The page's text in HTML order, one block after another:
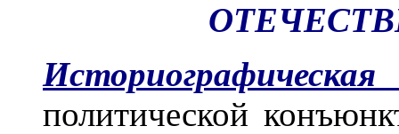
политической